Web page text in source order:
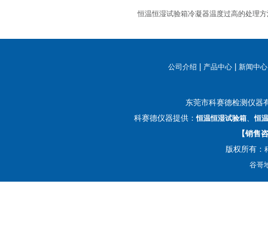
恒温恒湿试验箱冷凝器温度过高的处理
公司介绍 | 产品中心 |新闻中心
东莞市科赛德检测仪
科赛德仪器提供：恒温恒湿试验箱 、恒
【销售
版权所有：
谷哥